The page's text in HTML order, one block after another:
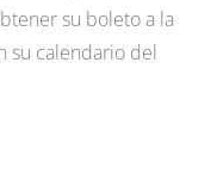
su boleto a la
su calendario del